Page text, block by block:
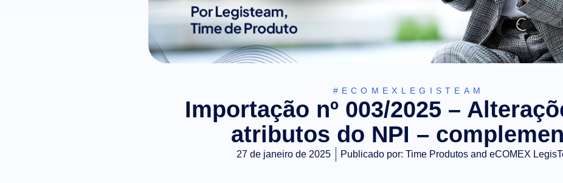
#ECOMEXLEGISTEAM
Importação nº 003/2025 –
atributos do NPI –
27 de janeiro de 2025 Publicado por: Time Produtos and eCOMEX